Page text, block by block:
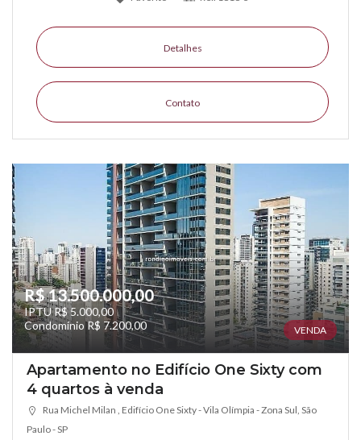
Detalhes
Contato
R$ 13.500.000,00
IPTU R$ 5.000,00
Condomínio R$ 7.200,00
VENDA
Apartamento no Edifício One Sixty com
4 quartos à venda
Rua Michel Milan , Edifício One Sixty - Vila Olímpia - Zona Sul, São
Paulo - SP